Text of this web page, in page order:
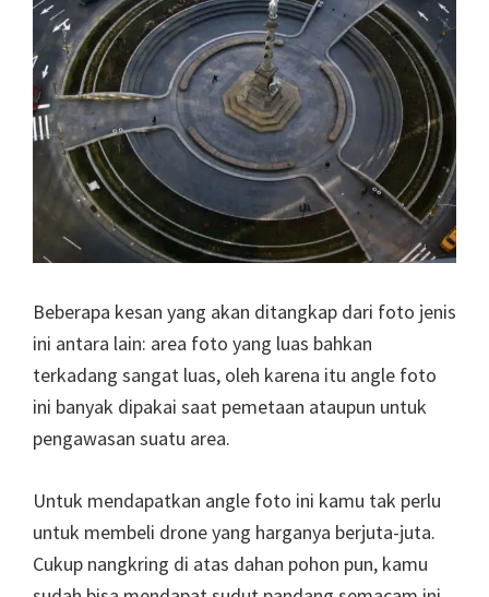
Beberapa kesan yang akan ditangkap dari foto jenis
ini antara lain: area foto yang luas bahkan
terkadang sangat luas, oleh karena itu angle foto
ini banyak dipakai saat pemetaan ataupun untuk
pengawasan suatu area.
Untuk mendapatkan angle foto ini kamu tak perlu
untuk membeli drone yang harganya berjuta-juta.
Cukup nangkring di atas dahan pohon pun, kamu